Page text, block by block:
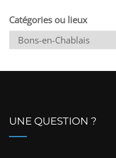
Catégories ou lieux
UNE QUESTION ?